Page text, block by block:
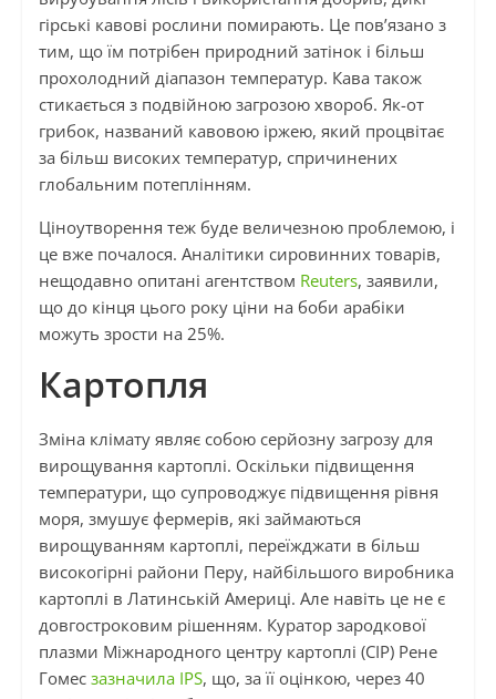
гірські кавові рослини помирають. Це пов’язано з
тим, що їм потрібен природний затінок і більш
прохолодний діапазон температур. Кава також
стикається з подвійною загрозою хвороб. Як-от
грибок, названий кавовою іржею, який процвітає
за більш високих температур, спричинених
глобальним потеплінням.
Ціноутворення теж буде величезною проблемою, і
це вже почалося. Аналітики сировинних товарів,
нещодавно опитані агентством Reuters, заявили,
що до кінця цього року ціни на боби арабіки
можуть зрости на 25%.
Картопля
Зміна клімату являє собою серйозну загрозу для
вирощування картоплі. Оскільки підвищення
температури, що супроводжує підвищення рівня
моря, змушує фермерів, які займаються
вирощуванням картоплі, переїжджати в більш
високогірні райони Перу, найбільшого виробника
картоплі в Латинській Америці. Але навіть це не є
довгостроковим рішенням. Куратор зародкової
плазми Міжнародного центру картоплі (CIP) Рене
Гомес зазначила IPS, що, за її оцінкою, через 40